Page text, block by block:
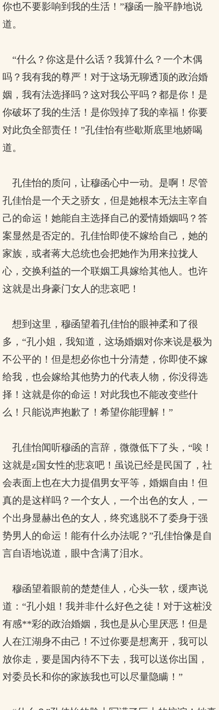
你也不要影响到我的生活！”穆函一脸平静地说
道。
“什么？你这是什么话？我算什么？一个木偶
吗？我有我的尊严！对于这场无聊透顶的政治婚
姻，我有法选择吗？这对我公平吗？都是你！是
你破坏了我的生活！是你毁掉了我的幸福！你要
对此负全部责任！”孔佳怡有些歇斯底里地娇喝
道。
孔佳怡的质问，让穆函心中一动。是啊！尽管
孔佳怡是一个天之骄女，但是她根本无法主宰自
己的命运！她能自主选择自己的爱情婚姻吗？答
案显然是否定的。孔佳怡即使不嫁给自己，她的
家族，或者蒋大总统也会把她作为用来拉拢人
心，交换利益的一个联姻工具嫁给其他人。也许
这就是出身豪门女人的悲哀吧！
想到这里，穆函望着孔佳怡的眼神柔和了很
多，“孔小姐，我知道，这场婚姻对你来说是极为
不公平的！但是想必你也十分清楚，你即使不嫁
给我，也会嫁给其他势力的代表人物，你没得选
择！这就是你的命运！对此我也不能改变些什
么！只能说声抱歉了！希望你能理解！”
孔佳怡闻听穆函的言辞，微微低下了头，“唉！
这就是z国女性的悲哀吧！虽说已经是民国了，社
会表面上也在大力提倡男女平等，婚姻自由！但
真的是这样吗？一个女人，一个出色的女人，一
个出身显赫出色的女人，终究逃脱不了委身于强
势男人的命运！能有什么办法呢？”孔佳怡像是自
言自语地说道，眼中含满了泪水。
穆函望着眼前的楚楚佳人，心头一软，缓声说
道：“孔小姐！我并非什么好色之徒！对于这桩没
有感**彩的政治婚姻，我也是从心里厌恶！但是
人在江湖身不由己！不过你要是想离开，我可以
放你走，要是国内待不下去，我可以送你出国，
对委员长和你的家族我也可以尽量隐瞒！”